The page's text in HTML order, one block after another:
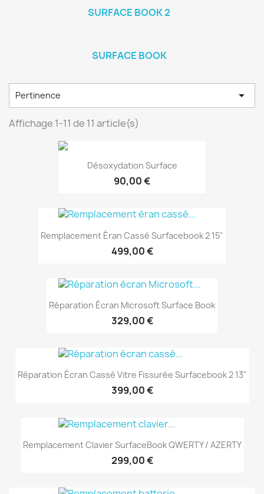
SURFACE BOOK 2
SURFACE BOOK
Pertinence 
Affichage 1-11 de 11 article(s)
Désoxydation Surface
90,00 €
Remplacement Éran Cassé Surfacebook 2 15"
499,00 €
Réparation Écran Microsoft Surface Book
329,00 €
Réparation Écran Cassé Vitre Fissurée Surfacebook 2 13"
399,00 €
Remplacement Clavier SurfaceBook QWERTY / AZERTY
299,00 €